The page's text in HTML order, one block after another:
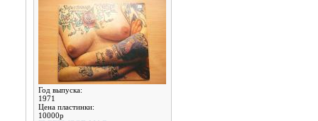
Год выпуска:
1971
Цена пластинки:
10000р